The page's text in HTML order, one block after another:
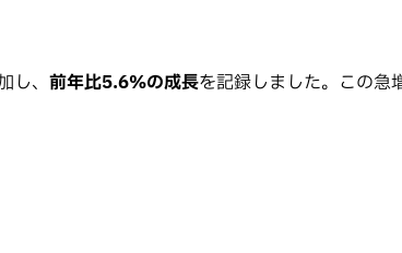
し、 前年比5.6%の成長を記録しました。この急